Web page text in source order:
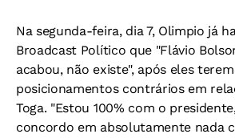
Na segunda-feira, dia 7, Olimpio já
Broadcast Político que "Flávio
acabou, não existe", após eles
posicionamentos contrários em
Toga. "Estou 100% com o
concordo em absolutamente nada